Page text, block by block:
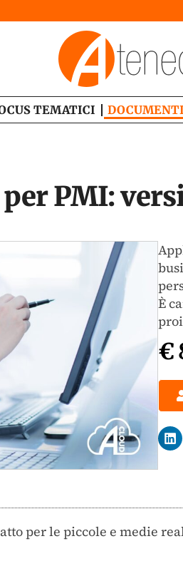
TEMATICI DOCUMENTI
PMI:
È
€
per le piccole e medie